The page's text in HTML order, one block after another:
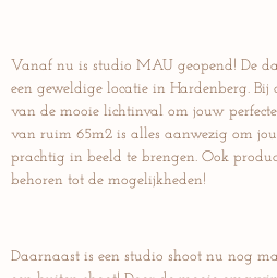
Vanaf nu is studio MAU geopend! De
een geweldige locatie in Hardenberg.
van de mooie lichtinval om jouw perfecte
van ruim 65m2 is alles aanwezig om
prachtig in beeld te brengen. Ook
behoren tot de mogelijkheden!
Daarnaast is een studio shoot nu nog